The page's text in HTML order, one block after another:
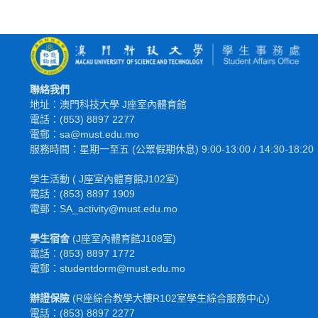
聯絡我們
地址：澳門科技大學 J座室內體育館
電話：(853) 8897 2277
電郵：sa@must.edu.mo
服務時間：星期一至五 (公眾假期休息) 9:00-13:00 / 14:30-18:20
學生活動 ( J座室內體育館J102室)
電話：(853) 8897 1909
電郵：SA_activity@must.edu.mo
學生宿舍 (J座室內體育館J108室)
電話：(853) 8897 1772
電郵 ：studentdorm@must.edu.mo
辦證保險 (R座綜合教學大樓R102室學生綜合服務中心)
電話：(853) 8897 2277